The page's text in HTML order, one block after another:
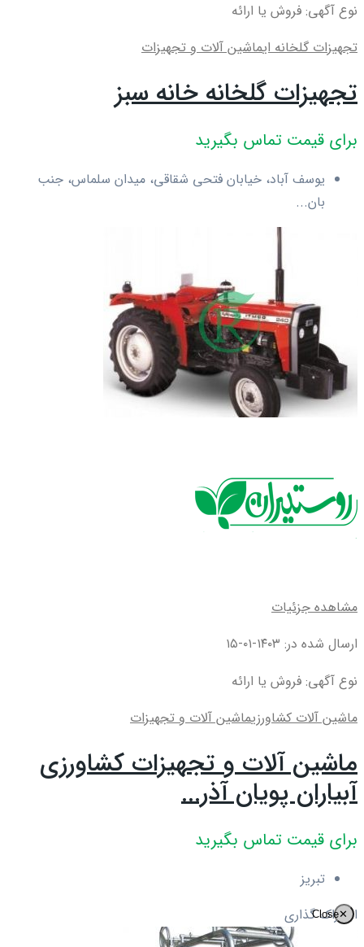
نوع آگهی: فروش یا ارائه
تجهیزات گلخانه ایماشین آلات و تجهیزات
تجهیزات گلخانه خانه سبز
برای قیمت تماس بگیرید
یوسف آباد، خیابان فتحی شقاقی، میدان سلماس، جنب
بان...
مشاهده جزئیات
ارسال شده در: ۱۴۰۳-۰۱-۱۵
نوع آگهی: فروش یا ارائه
ماشین آلات کشاورزیماشین آلات و تجهیزات
ماشین آلات و تجهیزات کشاورزی
آبیاران پویان آذر...
برای قیمت تماس بگیرید
تبریز
✕
Close
اشتراک گذاری